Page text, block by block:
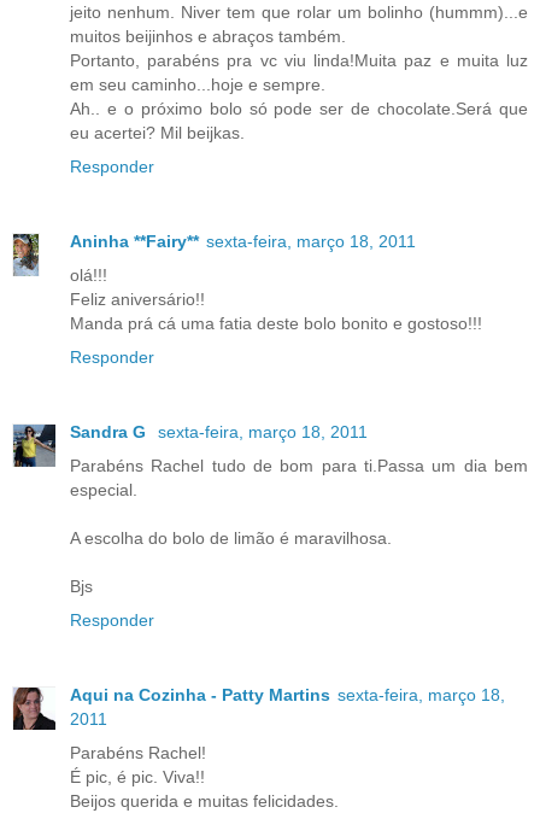
jeito nenhum. Niver tem que rolar um bolinho (hummm)...e
muitos beijinhos e abraços também.
Portanto, parabéns pra vc viu linda!Muita paz e muita luz
em seu caminho...hoje e sempre.
Ah.. e o próximo bolo só pode ser de chocolate.Será que
eu acertei? Mil beijkas.
Responder
Aninha **Fairy** sexta-feira, março 18, 2011
olá!!!
Feliz aniversário!!
Manda prá cá uma fatia deste bolo bonito e gostoso!!!
Responder
Sandra G
sexta-feira, março 18, 2011
Parabéns Rachel tudo de bom para ti.Passa um dia bem
especial.
A escolha do bolo de limão é maravilhosa.
Bjs
Responder
Aqui na Cozinha - Patty Martins sexta-feira, março 18,
2011
Parabéns Rachel!
É pic, é pic. Viva!!
Beijos querida e muitas felicidades.